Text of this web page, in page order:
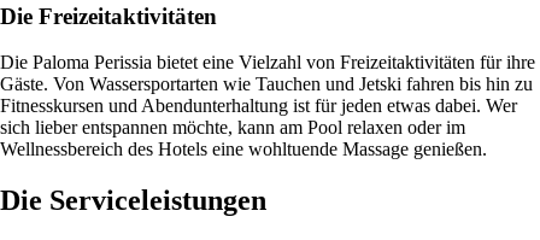
Die Freizeitaktivitäten
Die Paloma Perissia bietet eine Vielzahl von Freizeitaktivitäten für ihre
Gäste. Von Wassersportarten wie Tauchen und Jetski fahren bis hin zu
Fitnesskursen und Abendunterhaltung ist für jeden etwas dabei. Wer
sich lieber entspannen möchte, kann am Pool relaxen oder im
Wellnessbereich des Hotels eine wohltuende Massage genießen.
Die Serviceleistungen